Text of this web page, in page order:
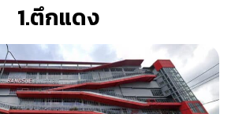
1.ตึกแดง